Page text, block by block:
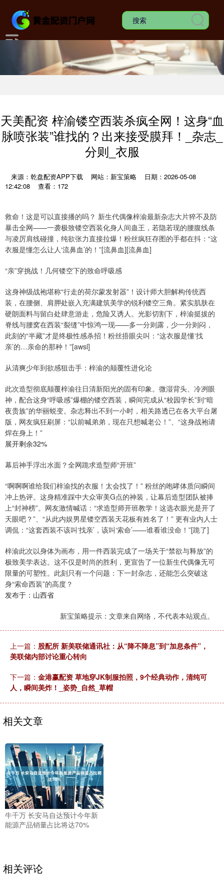
天美配资 梓渝镂空西装杀疯全网！这身“血
脉喷张装”谁找的？出来接受膜拜！_杂志_
分则_衣服
来源：乾盘配资APP下载 网站：新宝策略
日期：2026-05-08
12:42:08
查看：172
救命！这是可以直接播的吗？ 新生代偶像梓渝最新杂志大片猝不及防
暴击全网——一袭极致镂空西装化身人间蛊王，若隐若现的腰腹线条
与凌厉肩线碰撞，纯欲张力直接拉爆！粉丝疯狂存图的手都在抖：“这
衣服是懂怎么让人‘流鼻血’的！”[流鼻血][流鼻血]
“亲”穿挑战！几何镂空下的致命呼吸感
这身神级战袍堪称“行走的荷尔蒙发射器”！设计师大胆解构传统西
装，在腰侧、肩胛处嵌入充满建筑美学的锐利镂空三角。紧实肌肤在
硬朗面料与留白处肆意游走，危险又诱人。光影切割下，梓渝挺拔的
脊线与腰窝在西装“裂缝”中惊鸿一现——多一分则露，少一分则闷，
此刻的“半藏”才是终极性感杀招！粉丝捂眼尖叫：“这衣服是懂‘找
亲’的…亲命的那种！”[awsl]
从清爽少年到欲感狙击手：梓渝的颠覆性进化论
此次造型彻底颠覆梓渝往日清新阳光的固有印象。微湿背头、冷冽眼
神，配合这身“呼吸感”爆棚的镂空西装，瞬间完成从“校园学长”到“暗
夜贵族”的华丽蜕变。杂志释出不到一小时，相关路透已在各大平台屠
版，网友疯狂刷屏：“以前喊弟弟，现在只想喊老公！”、“这身战袍请
焊在身上！”
展开剩余32%
幕后神手浮出水面？全网跪求造型师“开班”
“啊啊啊谁给我们梓渝找的衣服！太会找了！” 粉丝的咆哮体质问瞬间
冲上热评。这身精准踩中大众审美G点的神装，让幕后造型团队被捧
上“封神榜”。网友激情喊话：“求造型师开班教学！这选衣眼光是开了
天眼吧？”、“从此内娱男星镂空西装天花板有姓名了！” 更有业内人士
调侃：“这套西装不该叫‘找亲’，该叫‘索命’——谁看谁没命！”[跪了]
梓渝此次以身体为画布，用一件西装完成了一场关于“禁欲与释放”的
极致美学表达。这不仅是时尚的胜利，更宣告了一位新生代偶像无可
限量的可塑性。此刻只有一个问题：下一封杂志，还能怎么突破这
身“索命西装”的高度？
发布于：山西省
新宝策略提示：文章来自网络，不代表本站观点。
上一篇： 股配所 新美联储通讯社：从“降不降息”到“加息条件”，
美联储内部讨论重心转向
下一篇： 金港赢配资 草地穿JK制服拍照，9个经典动作，清纯可
人，瞬间美炸！_姿势_自然_草帽
相关文章
牛千万 长安马自达预计今年新
能源产品销量占比将达70%
相关评论